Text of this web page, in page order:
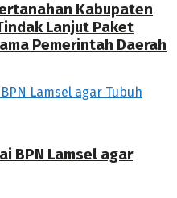
Kabupaten
Lanjut Paket
Pemerintah Daerah
BPN Lamsel agar